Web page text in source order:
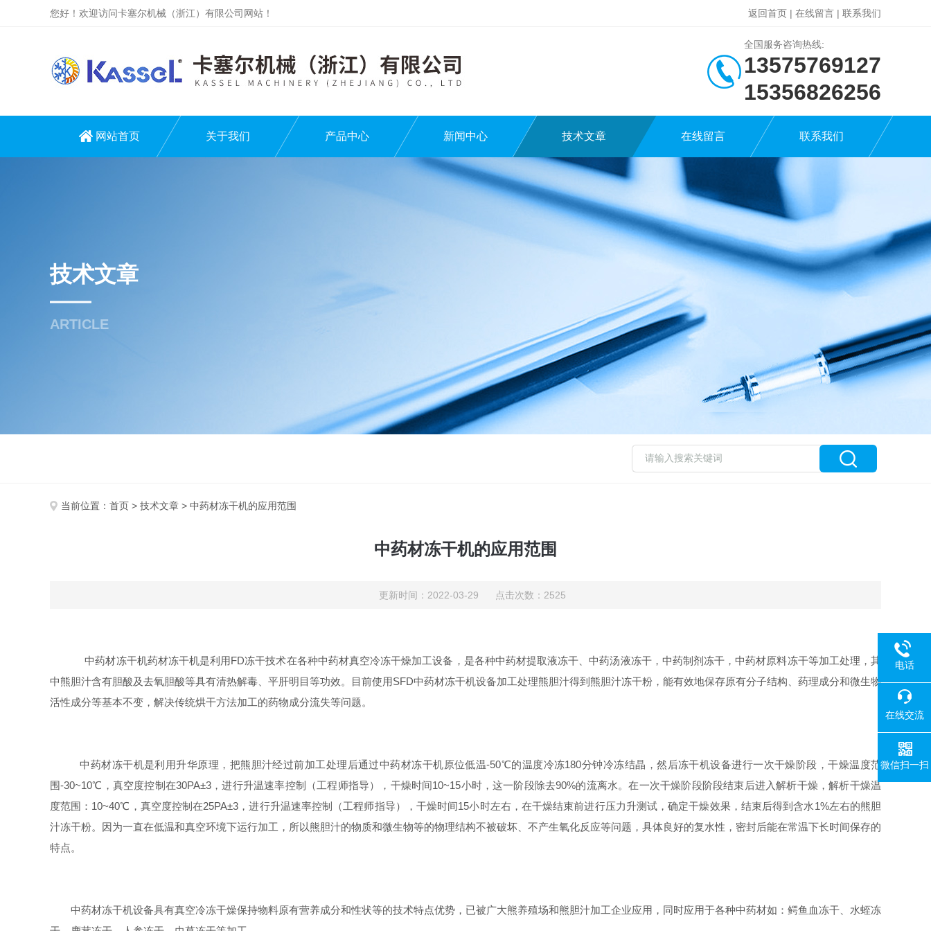
您好！欢迎访问卡塞尔机械（浙江）有限公司网站！ 返回首页 | 在线留言 | 联系我们
全国服务咨询热线:
13575769127
15356826256
网站首页 关于我们 产品中心 新闻中心 技术文章 在线留言 联系我们
技术文章
ARTICLE
当前位置： 首页 > 技术文章 > 中药材冻干机的应用范围
中药材冻干机的应用范围
更新时间：2022-03-29 点击次数：2525
中药材冻干机药材冻干机是利用FD冻干技术在各种中药材真空冷冻干燥加工设备，是各种中药材提取液冻干、中药汤液冻干，中药制剂冻干，中药材原料冻干等加工处理，其
中熊胆汁含有胆酸及去氧胆酸等具有清热解毒、平肝明目等功效。目前使用SFD中药材冻干机设备加工处理熊胆汁得到熊胆汁冻干粉，能有效地保存原有分子结构、药理成分和微生物
活性成分等基本不变，解决传统烘干方法加工的药物成分流失等问题。
中药材冻干机是利用升华原理，把熊胆汁经过前加工处理后通过中药材冻干机原位低温-50℃的温度冷冻180分钟冷冻结晶，然后冻干机设备进行一次干燥阶段，干燥温度范
围-30~10℃，真空度控制在30PA±3，进行升温速率控制（工程师指导），干燥时间10~15小时，这一阶段除去90%的流离水。在一次干燥阶段阶段结束后进入解析干燥，解析干燥温
度范围：10~40℃，真空度控制在25PA±3，进行升温速率控制（工程师指导），干燥时间15小时左右，在干燥结束前进行压力升测试，确定干燥效果，结束后得到含水1%左右的熊胆
汁冻干粉。因为一直在低温和真空环境下运行加工，所以熊胆汁的物质和微生物等的物理结构不被破坏、不产生氧化反应等问题，具体良好的复水性，密封后能在常温下长时间保存的
特点。
中药材冻干机设备具有真空冷冻干燥保持物料原有营养成分和性状等的技术特点优势，已被广大熊养殖场和熊胆汁加工企业应用，同时应用于各种中药材如：鳄鱼血冻干、水蛭冻
电话
在线交流
微信扫一扫